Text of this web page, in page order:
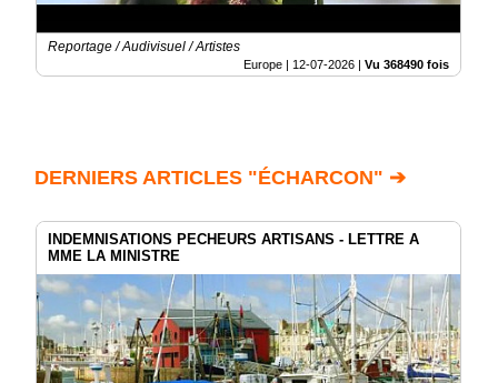
Reportage / Audivisuel / Artistes
Europe | 12-07-2026 | Vu 368490 fois
DERNIERS ARTICLES "ÉCHARCON" ➔
INDEMNISATIONS PECHEURS ARTISANS - LETTRE A
MME LA MINISTRE